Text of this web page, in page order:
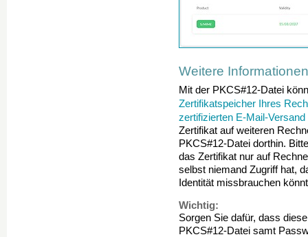
Weitere Informationen
Mit der PKCS#12-Datei
Zertifikatspeicher Ihres
zertifizierten E-Mail-
Zertifikat auf weiteren
PKCS#12-Datei dorthin.
das Zertifikat nur auf
selbst niemand Zugriff hat,
Identität missbrauchen
Wichtig:
Sorgen Sie dafür, dass
PKCS#12-Datei samt